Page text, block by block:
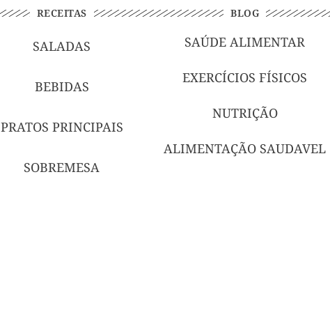
RECEITAS
SALADAS
BEBIDAS
PRATOS PRINCIPAIS
SOBREMESA
BLOG
SAÚDE ALIMENTAR
EXERCÍCIOS FÍSICOS
NUTRIÇÃO
ALIMENTAÇÃO SAUDAVEL